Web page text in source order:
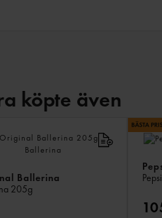
köpte även
Ballerina
205g
Pepsi